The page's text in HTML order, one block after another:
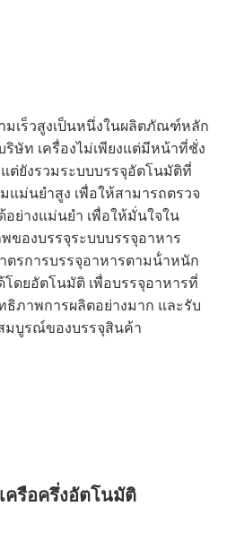
มเร็วสูงเป็นหนึ่งในผลิตภัณฑ์หลัก
ษัท เครื่องไม่เพียงแต่มีหน้าที่ชั่ง
ต่ยังรวมระบบบรรจุอัตโนมัติที่
แม่นยําสูง เพื่อให้สามารถตรวจ
ย่างแม่นยํา เพื่อให้มั่นใจใน
องบรรจุระบบบรรจุอาหาร
รการบรรจุอาหารตามน้ําหนัก
ดยอัตโนมัติ เพื่อบรรจุอาหารที่
ธิภาพการผลิตอย่างมาก และรับ
บูรณ์ของบรรจุสินค้า
ครือครึ่งอัตโนมัติ